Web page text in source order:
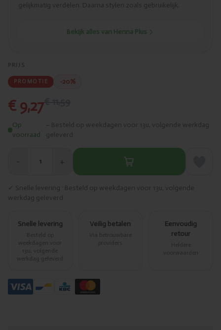
gelijkmatig verdelen. Daarna stylen zoals gebruikelijk.
Bekijk alles van Henna Plus
PRIJS
PROMOTIE -20%
€ 9,27
Op
voorraad
– Besteld op weekdagen voor 13u, volgende werkdag
geleverd
− 1 +
✓ Snelle levering · Besteld op weekdagen voor 13u, volgende
werkdag geleverd
Snelle levering
Besteld op
weekdagen voor
13u, volgende
werkdag geleverd
Veilig betalen
Via betrouwbare
providers
Eenvoudig
retour
Heldere
voorwaarden